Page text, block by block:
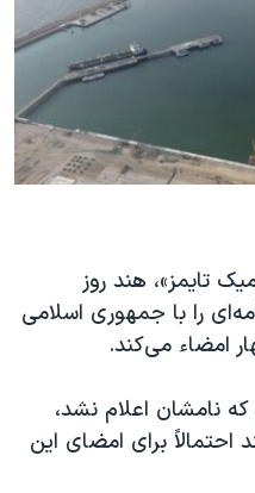
تایمز»، هند روز
را با جمهوری اسلامی
امضاء می‌کند.
نامشان اعلام نشد،
احتمالاً برای امضای این